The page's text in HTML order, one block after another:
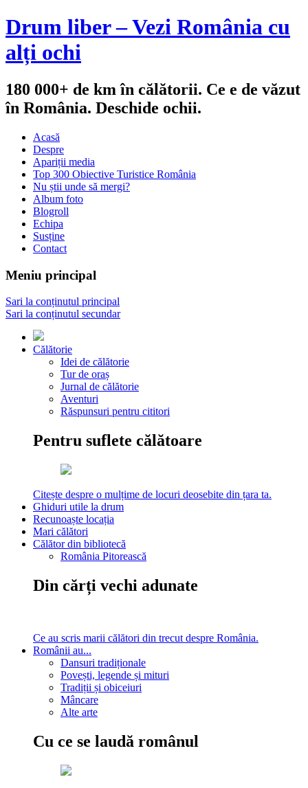
Drum liber – Vezi România cu
alți ochi
180 000+ de km în călătorii. Ce e de văzut
în România. Deschide ochii.
Acasă
Despre
Apariții media
Top 300 Obiective Turistice România
Nu știi unde să mergi?
Album foto
Blogroll
Echipa
Susține
Contact
Meniu principal
Sari la conținutul principal
Sari la conținutul secundar
Călătorie
Idei de călătorie
Tur de oraș
Jurnal de călătorie
Aventuri
Răspunsuri pentru cititori
Pentru suflete călătoare
Citește despre o mulțime de locuri deosebite din țara ta.
Ghiduri utile la drum
Recunoaște locația
Mari călători
Călător din bibliotecă
România Pitorească
Din cărți vechi adunate
Ce au scris marii călători din trecut despre România.
Românii au...
Dansuri tradiționale
Povești, legende și mituri
Tradiții și obiceiuri
Mâncare
Alte arte
Cu ce se laudă românul